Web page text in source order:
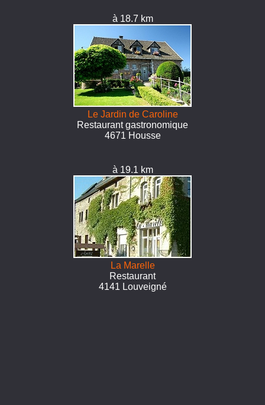
à 18.7 km
Le Jardin de Caroline
Restaurant gastronomique
4671 Housse
à 19.1 km
La Marelle
Restaurant
4141 Louveigné